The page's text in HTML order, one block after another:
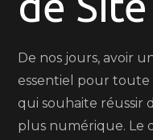
De nos jours, avoir
essentiel pour toute
qui souhaite réussir
plus numérique. Le